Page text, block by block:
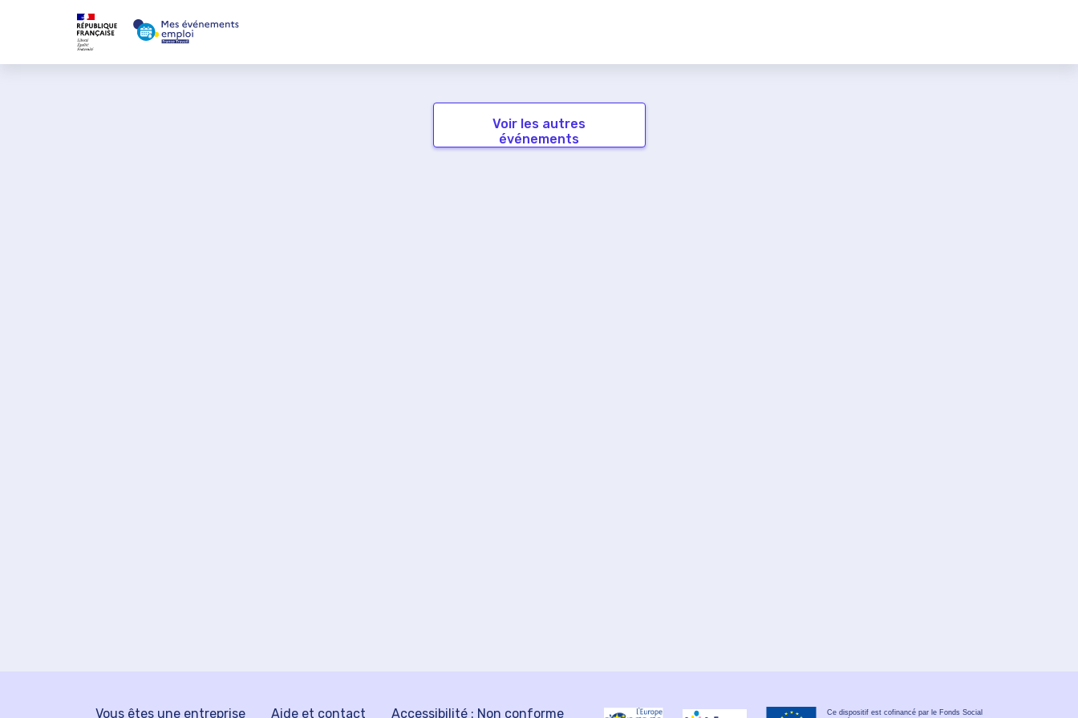
Voir les autres
événements
Vous êtes une entreprise Aide et contact Accessibilité : Non conforme
Ce dispositif est cofinancé par le Fonds Social